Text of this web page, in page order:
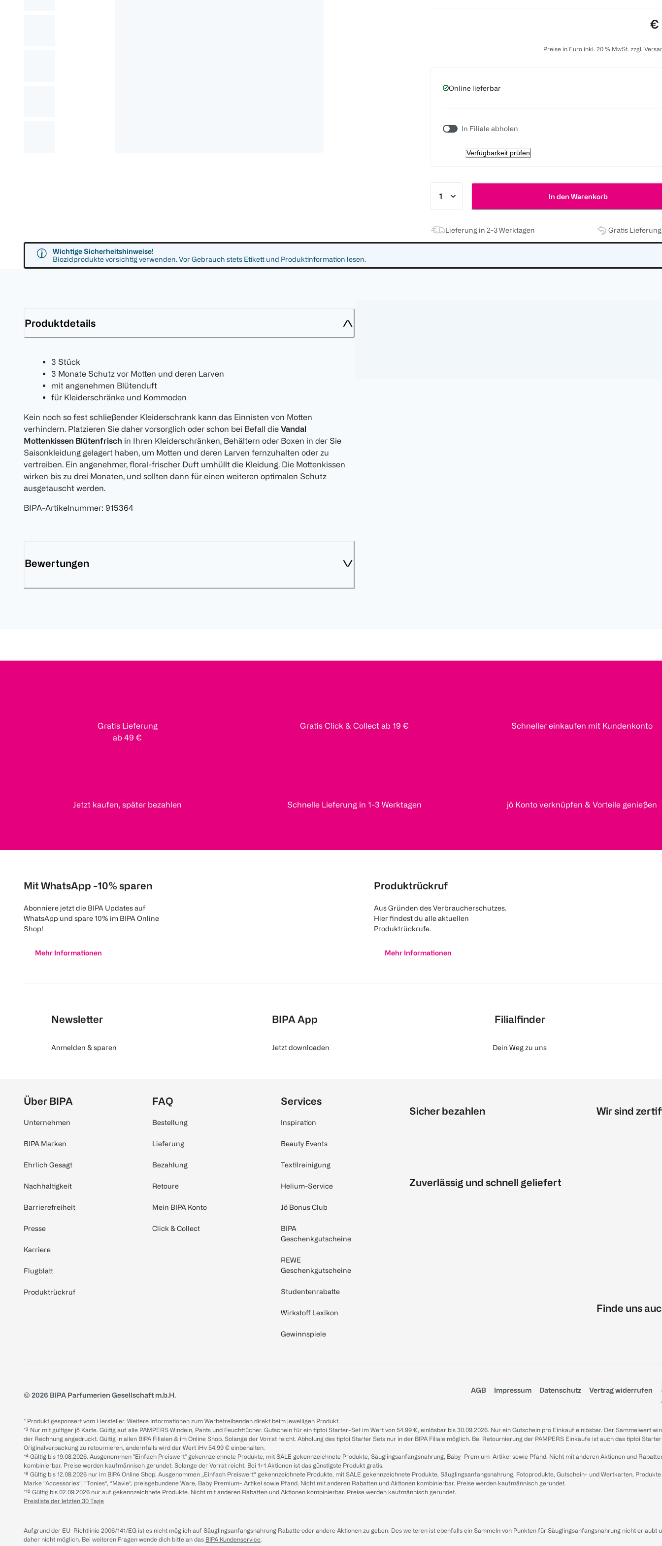
€
Preise in Euro inkl. 20 % MwSt. zzgl.
Online lieferbar
In Filiale abholen
Verfügbarkeit prüfen
In den Warenkorb
Lieferung in 2-3 Werktagen Gratis
Wichtige Sicherheitshinweise!
Biozidprodukte vorsichtig verwenden. Vor Gebrauch stets Etikett und Produktinformation lesen.
Produktdetails
3 Stück
3 Monate Schutz vor Motten und deren Larven
mit angenehmen Blütenduft
für Kleiderschränke und Kommoden
Kein noch so fest schließender Kleiderschrank kann das Einnisten von Motten
verhindern. Platzieren Sie daher vorsorglich oder schon bei Befall die Vandal
Mottenkissen Blütenfrisch in Ihren Kleiderschränken, Behältern oder Boxen in der Sie
Saisonkleidung gelagert haben, um Motten und deren Larven fernzuhalten oder zu
vertreiben. Ein angenehmer, floral-frischer Duft umhüllt die Kleidung. Die Mottenkissen
wirken bis zu drei Monaten, und sollten dann für einen weiteren optimalen Schutz
ausgetauscht werden.
BIPA-Artikelnummer: 915364
Bewertungen
Gratis Lieferung
ab 49 €
Gratis Click & Collect ab 19 € Schneller einkaufen mit Kundenkonto
Jetzt kaufen, später bezahlen Schnelle Lieferung in 1-3 Werktagen jö Konto verknüpfen & Vorteile genießen
Mit WhatsApp -10% sparen
Abonniere jetzt die BIPA Updates auf
WhatsApp und spare 10% im BIPA Online
Shop!
Mehr Informationen
Produktrückruf
Aus Gründen des Verbraucherschutzes.
Hier findest du alle aktuellen
Produktrückrufe.
Mehr Informationen
Newsletter
Anmelden & sparen
BIPA App
Jetzt downloaden
Filialfinder
Dein Weg zu uns
Über BIPA
Unternehmen
BIPA Marken
Ehrlich Gesagt
Nachhaltigkeit
Barrierefreiheit
Presse
Karriere
Flugblatt
Produktrückruf
FAQ
Bestellung
Lieferung
Bezahlung
Retoure
Mein BIPA Konto
Click & Collect
Services
Inspiration
Beauty Events
Textilreinigung
Helium-Service
Jö Bonus Club
BIPA
Geschenkgutscheine
REWE
Geschenkgutscheine
Studentenrabatte
Wirkstoff Lexikon
Gewinnspiele
Sicher bezahlen
Zuverlässig und schnell geliefert
Wir sind
Finde uns
© 2026 BIPA Parfumerien Gesellschaft m.b.H.
AGB Impressum Datenschutz Vertrag widerrufen
* Produkt gesponsert vom Hersteller. Weitere Informationen zum Werbetreibenden direkt beim jeweiligen Produkt.
*³ Nur mit gültiger jö Karte. Gültig auf alle PAMPERS Windeln, Pants und Feuchttücher. Gutschein für ein tiptoi Starter-Set im Wert von 54.99 €, einlösbar bis 30.09.2026. Nur ein Gutschein pro Einkauf einlösbar. Der Sammelwert
der Rechnung angedruckt. Gültig in allen BIPA Filialen & im Online Shop. Solange der Vorrat reicht. Abholung des tiptoi Starter Sets nur in der BIPA Filiale möglich. Bei Retournierung der PAMPERS Einkäufe ist auch das tiptoi
Originalverpackung zu retournieren, andernfalls wird der Wert iHv 54.99 € einbehalten.
*⁴ Gültig bis 19.08.2026. Ausgenommen "Einfach Preiswert" gekennzeichnete Produkte, mit SALE gekennzeichnete Produkte, Säuglingsanfangsnahrung, Baby-Premium-Artikel sowie Pfand. Nicht mit anderen Aktionen und
kombinierbar. Preise werden kaufmännisch gerundet. Solange der Vorrat reicht. Bei 1+1 Aktionen ist das günstigste Produkt gratis.
*⁸ Gültig bis 12.08.2026 nur im BIPA Online Shop. Ausgenommen „Einfach Preiswert“ gekennzeichnete Produkte, mit SALE gekennzeichnete Produkte, Säuglingsanfangsnahrung, Fotoprodukte, Gutschein- und Wertkarten,
Marke “Accessories“, “Tonies“, “Mavie“, preisgebundene Ware, Baby Premium- Artikel sowie Pfand. Nicht mit anderen Rabatten und Aktionen kombinierbar. Preise werden kaufmännisch gerundet.
*¹⁰ Gültig bis 02.09.2026 nur auf gekennzeichnete Produkte. Nicht mit anderen Rabatten und Aktionen kombinierbar. Preise werden kaufmännisch gerundet.
Preisliste der letzten 30 Tage
Aufgrund der EU-Richtlinie 2006/141/EG ist es nicht möglich auf Säuglingsanfangsnahrung Rabatte oder andere Aktionen zu geben. Des weiteren ist ebenfalls ein Sammeln von Punkten für Säuglingsanfangsnahrung nicht erlaubt
daher nicht möglich. Bei weiteren Fragen wende dich bitte an das BIPA Kundenservice.